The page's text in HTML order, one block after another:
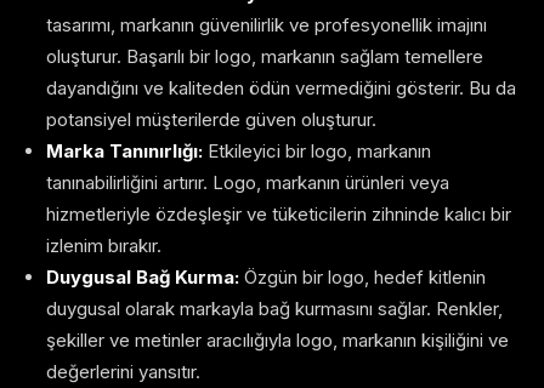
tasarımı, markanın güvenilirlik ve profesyonellik imajını
oluşturur. Başarılı bir logo, markanın sağlam temellere
dayandığını ve kaliteden ödün vermediğini gösterir. Bu da
potansiyel müşterilerde güven oluşturur.
Marka Tanınırlığı: Etkileyici bir logo, markanın
tanınabilirliğini artırır. Logo, markanın ürünleri veya
hizmetleriyle özdeşleşir ve tüketicilerin zihninde kalıcı bir
izlenim bırakır.
Duygusal Bağ Kurma: Özgün bir logo, hedef kitlenin
duygusal olarak markayla bağ kurmasını sağlar. Renkler,
şekiller ve metinler aracılığıyla logo, markanın kişiliğini ve
değerlerini yansıtır.